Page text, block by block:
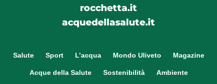
rocchetta.it
acquedellasalute.it
Salute Sport L’acqua Mondo Uliveto Magazine
Acque della Salute Sostenibilità Ambiente